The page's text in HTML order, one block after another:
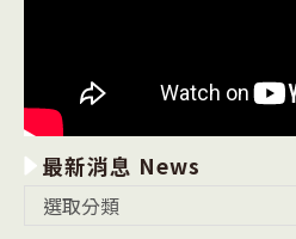
最新消息 News
選取分類